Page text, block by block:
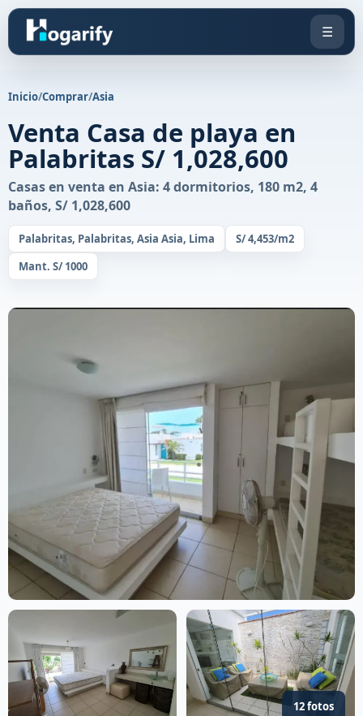
☰
Inicio/Comprar/Asia
Venta Casa de playa en
Palabritas S/ 1,028,600
Casas en venta en Asia: 4 dormitorios, 180 m2, 4
baños, S/ 1,028,600
Palabritas, Palabritas, Asia Asia, Lima
S/ 4,453/m2
Mant. S/ 1000
12 fotos